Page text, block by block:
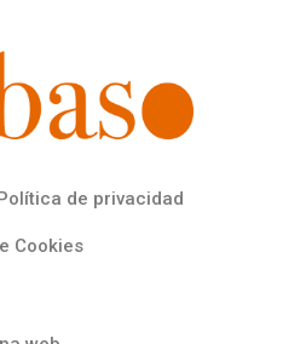
de privacidad
Cookies